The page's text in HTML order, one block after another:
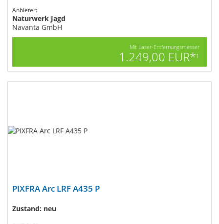
Anbieter:
Naturwerk Jagd
Navanta GmbH
Mit Laser-Entfernungsmesser
1.249,00 EUR*1
PIXFRA Arc LRF A435 P
Zustand: neu